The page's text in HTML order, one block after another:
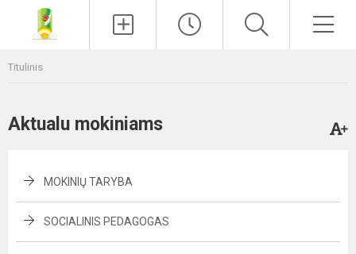
Titulinis
Aktualu mokiniams
MOKINIŲ TARYBA
SOCIALINIS PEDAGOGAS